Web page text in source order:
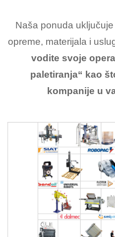
Naša ponuda
opreme, materijala i
vodite svoje
paletiranja“ kao
kompanije u